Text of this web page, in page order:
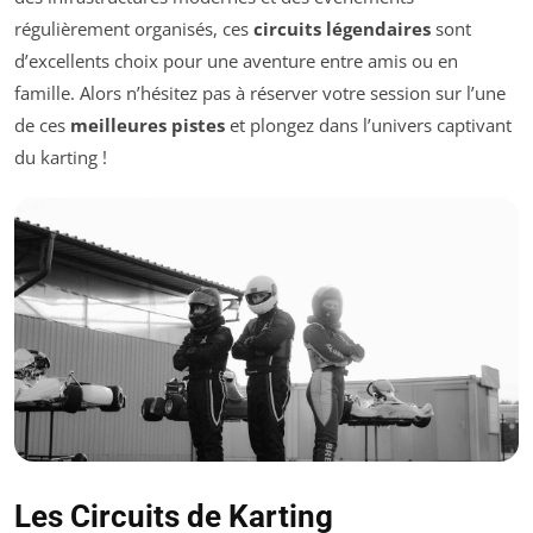
régulièrement organisés, ces circuits légendaires sont
d’excellents choix pour une aventure entre amis ou en
famille. Alors n’hésitez pas à réserver votre session sur l’une
de ces meilleures pistes et plongez dans l’univers captivant
du karting !
Les Circuits de Karting